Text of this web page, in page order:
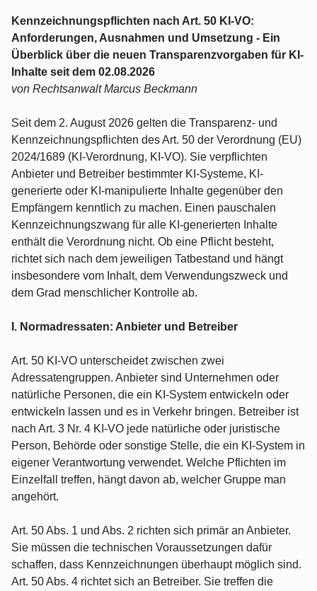
Kennzeichnungspflichten nach Art. 50 KI-VO:
Anforderungen, Ausnahmen und Umsetzung - Ein
Überblick über die neuen Transparenzvorgaben für KI-
Inhalte seit dem 02.08.2026
von Rechtsanwalt Marcus Beckmann
Seit dem 2. August 2026 gelten die Transparenz- und
Kennzeichnungspflichten des Art. 50 der Verordnung (EU)
2024/1689 (KI-Verordnung, KI-VO). Sie verpflichten
Anbieter und Betreiber bestimmter KI-Systeme, KI-
generierte oder KI-manipulierte Inhalte gegenüber den
Empfängern kenntlich zu machen. Einen pauschalen
Kennzeichnungszwang für alle KI-generierten Inhalte
enthält die Verordnung nicht. Ob eine Pflicht besteht,
richtet sich nach dem jeweiligen Tatbestand und hängt
insbesondere vom Inhalt, dem Verwendungszweck und
dem Grad menschlicher Kontrolle ab.
I. Normadressaten: Anbieter und Betreiber
Art. 50 KI-VO unterscheidet zwischen zwei
Adressatengruppen. Anbieter sind Unternehmen oder
natürliche Personen, die ein KI-System entwickeln oder
entwickeln lassen und es in Verkehr bringen. Betreiber ist
nach Art. 3 Nr. 4 KI-VO jede natürliche oder juristische
Person, Behörde oder sonstige Stelle, die ein KI-System in
eigener Verantwortung verwendet. Welche Pflichten im
Einzelfall treffen, hängt davon ab, welcher Gruppe man
angehört.
Art. 50 Abs. 1 und Abs. 2 richten sich primär an Anbieter.
Sie müssen die technischen Voraussetzungen dafür
schaffen, dass Kennzeichnungen überhaupt möglich sind.
Art. 50 Abs. 4 richtet sich an Betreiber. Sie treffen die